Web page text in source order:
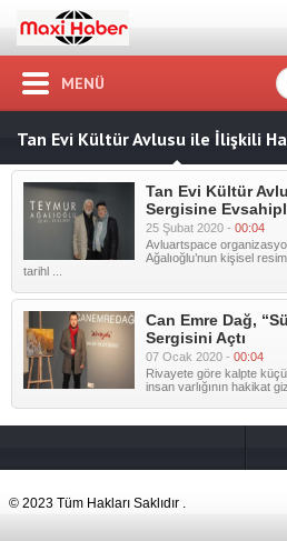
MENÜ
Tan Evi Kültür Avlusu ile İlişkili
Tan Evi Kültür
Sergisine
25 Şubat 2020 - 00:04
Avluartspace
Ağalıoğlu’nun kişisel
tarihl ...
Can Emre Dağ,
Sergisini Açtı
07 Ocak 2020 - 00:04
Rivayete göre kalpte
insan varlığının hakikat
© 2023 Tüm Hakları Saklıdır .